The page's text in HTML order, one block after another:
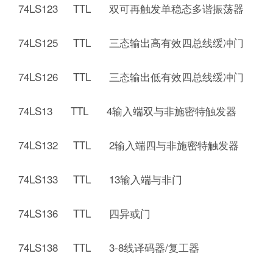
74LS123 TTL 双可再触发单稳态多谐振荡器
74LS125 TTL 三态输出高有效四总线缓冲门
74LS126 TTL 三态输出低有效四总线缓冲门
74LS13 TTL 4输入端双与非施密特触发器
74LS132 TTL 2输入端四与非施密特触发器
74LS133 TTL 13输入端与非门
74LS136 TTL 四异或门
74LS138 TTL 3-8线译码器/复工器